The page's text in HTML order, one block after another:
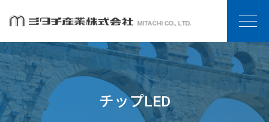
チップLED